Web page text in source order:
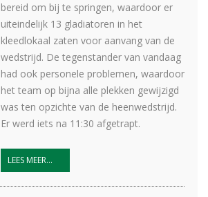
bereid om bij te springen, waardoor er
uiteindelijk 13 gladiatoren in het
kleedlokaal zaten voor aanvang van de
wedstrijd. De tegenstander van vandaag
had ook personele problemen, waardoor
het team op bijna alle plekken gewijzigd
was ten opzichte van de heenwedstrijd.
Er werd iets na 11:30 afgetrapt.
LEES MEER...